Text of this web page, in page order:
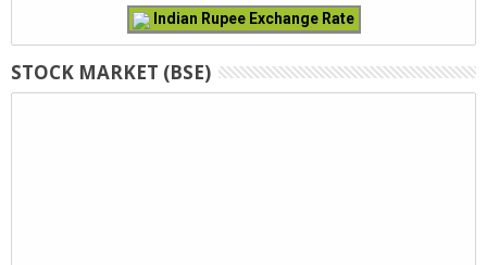
Indian Rupee Exchange Rate
STOCK MARKET (BSE)